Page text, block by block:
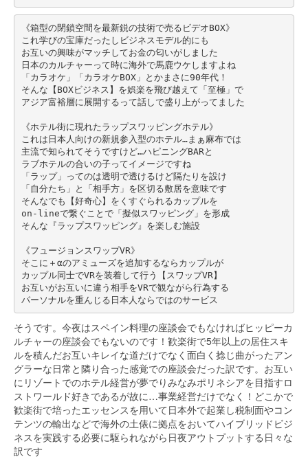
《箱型の閉鎖空間を最新鋭の技術で売るビデオBOX》
これ学びの宝庫だったしビジネスモデル的にも
お互いの興味がマッチしてお金の匂いがしました
日本のカルチャーって時に海外で馬鹿ウケしますよね
「カラオケ」「カラオケBOX」とかまさに90年代！
そんな【BOXビジネス】を娯楽を飛び越えて「至極」で
アジア富裕層に展開するって話しで盛り上がってました
《ホテル街に現れたラップスワッピングホテル》
これは日本人向けの新規参入型のホテル…まぁ麻布では
主流で知られてそうですけど…ハピニングBARと
ラブホテルの合いの子ってイメージですね
「ラップ」ってのは透明で透けるけど隔たりを設け
「自分たち」と「相手方」を区切る敷居を意味です
そんなでも【好奇心】をくすぐられるカップルを
on-lineで繋ぐことで「擬似スワッピング」を形成
そんな『ラップスワッピング』を楽しむ施設
《フュージョンスワップVR》
そこに＋αのアミューズを追加するならカップルが
カップル同士でVRを装着して行う【スワップVR】
お互いがお互いに違う相手をVRで観ながら行為する
パーソナルを重んじる日本人ならではのサービス
そうです。今夜はスペイン料理の座談会でもなければヒッピーカ
ルチャーの座談会でもないのです！歓楽街で5年以上の居住スキ
ルを積んだお互いキレイな道だけでなく面白く捻じ曲がったアン
グラーな日常と隣り合った感覚での座談会だった訳です。お互い
にリゾートでのホテル経営が夢でりみなみポリネシアを目指すロ
ストワールド好きであるが故に…事業経営だけでなく！どこかで
歓楽街で培ったエッセンスを用いて日本外で起業し税制面やコン
テンツの輸出などで海外の土俵に拠点をおいてハイブリッドビジ
ネスを実践する必要に駆られながら日夜アウトプットする日々な
訳です